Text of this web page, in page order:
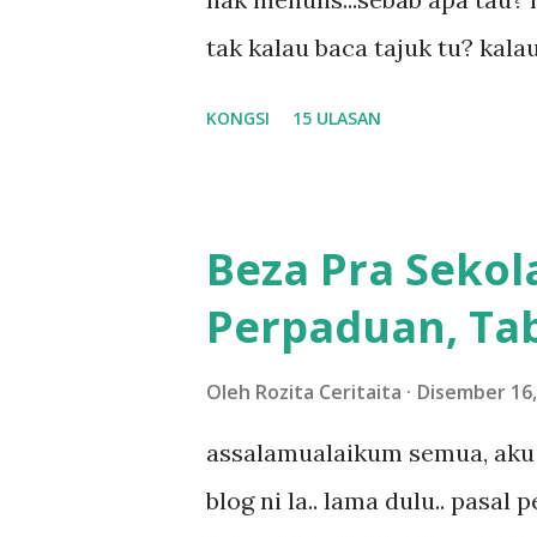
tak kalau baca tajuk tu?
shah singgah Giant beli
kereta tu biasalah kan kami
sampai masuk dalam... dan
KONGSI 15 ULASAN
Beza Pra
Perpaduan,
Oleh Rozita Ceritaita Disember
assalamualaikum semua,
blog ni la.. lama dulu.. pasal